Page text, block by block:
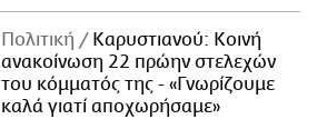
Πολιτική
Καρυστιανού: Κοινή
ανακοίνωση 22 πρώην στελεχών
του κόμματός της - «Γνωρίζουμε
καλά γιατί αποχωρήσαμε»